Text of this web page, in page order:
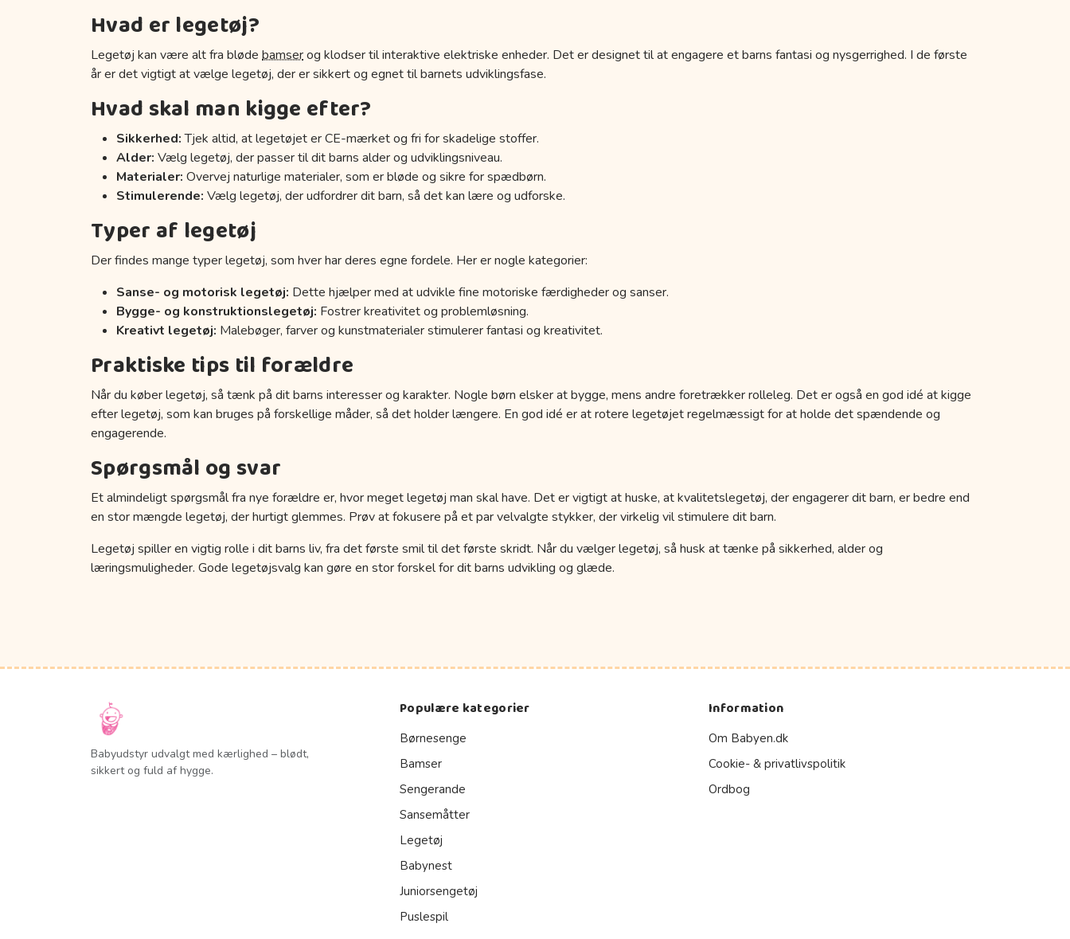
Hvad er legetøj?
Legetøj kan være alt fra bløde bamserog klodser til interaktive elektriske enheder. Det er designet til at engagere et barns fantasi og nysgerrighed. I de første
år er det vigtigt at vælge legetøj, der er sikkert og egnet til barnets udviklingsfase.
Hvad skal man kigge efter?
Sikkerhed:Tjek altid, at legetøjet er CE-mærket og fri for skadelige stoffer.
Alder: Vælg legetøj, der passer til dit barns alder og udviklingsniveau.
Materialer: Overvej naturlige materialer, som er bløde og sikre for spædbørn.
Stimulerende: Vælg legetøj, der udfordrer dit barn, så det kan lære og udforske.
Typer af legetøj
Der findes mange typer legetøj, som hver har deres egne fordele. Her er nogle kategorier:
Sanse- og motorisk legetøj: Dette hjælper med at udvikle fine motoriske færdigheder og sanser.
Bygge- og konstruktionslegetøj: Fostrer kreativitet og problemløsning.
Kreativt legetøj: Malebøger, farver og kunstmaterialer stimulerer fantasi og kreativitet.
Praktiske tips til forældre
Når du køber legetøj, så tænk på dit barns interesser og karakter. Nogle børn elsker at bygge, mens andre foretrækker rolleleg. Det er også en god idé at kigge
efter legetøj, som kan bruges på forskellige måder, så det holder længere. En god idé er at rotere legetøjet regelmæssigt for at holde det spændende og
engagerende.
Spørgsmål og svar
Et almindeligt spørgsmål fra nye forældre er, hvor meget legetøj man skal have. Det er vigtigt at huske, at kvalitetslegetøj, der engagerer dit barn, er bedre end
en stor mængde legetøj, der hurtigt glemmes. Prøv at fokusere på et par velvalgte stykker, der virkelig vil stimulere dit barn.
Legetøj spiller en vigtig rolle i dit barns liv, fra det første smil til det første skridt. Når du vælger legetøj, så husk at tænke på sikkerhed, alder og
læringsmuligheder. Gode legetøjsvalg kan gøre en stor forskel for dit barns udvikling og glæde.
Babyudstyr udvalgt med kærlighed – blødt,
sikkert og fuld af hygge.
Populære kategorier
Børnesenge
Bamser
Sengerande
Sansemåtter
Legetøj
Babynest
Juniorsengetøj
Puslespil
Information
Om Babyen.dk
Cookie- & privatlivspolitik
Ordbog